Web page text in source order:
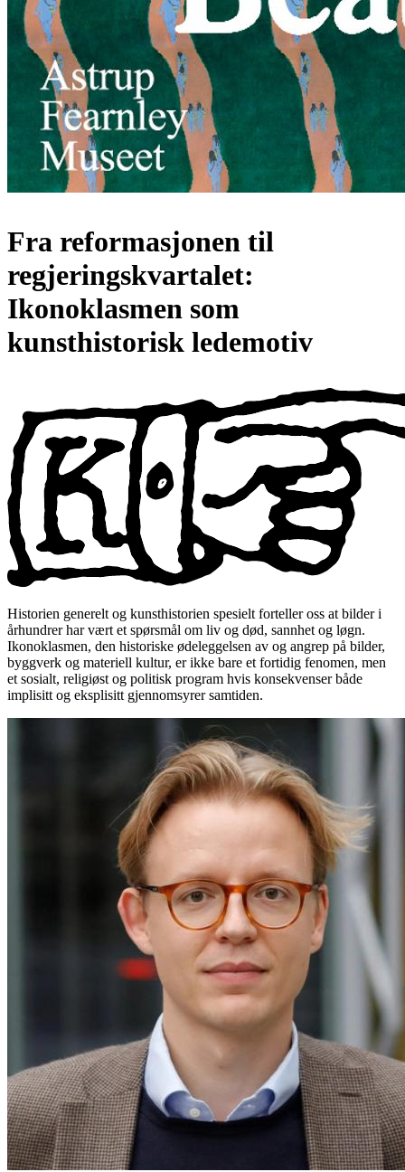
Fra reformasjonen til
regjeringskvartalet:
Ikonoklasmen som
kunsthistorisk ledemotiv
Historien generelt og kunsthistorien spesielt forteller oss at bilder i
århundrer har vært et spørsmål om liv og død, sannhet og løgn.
Ikonoklasmen, den historiske ødeleggelsen av og angrep på bilder,
byggverk og materiell kultur, er ikke bare et fortidig fenomen, men
et sosialt, religiøst og politisk program hvis konsekvenser både
implisitt og eksplisitt gjennomsyrer samtiden.